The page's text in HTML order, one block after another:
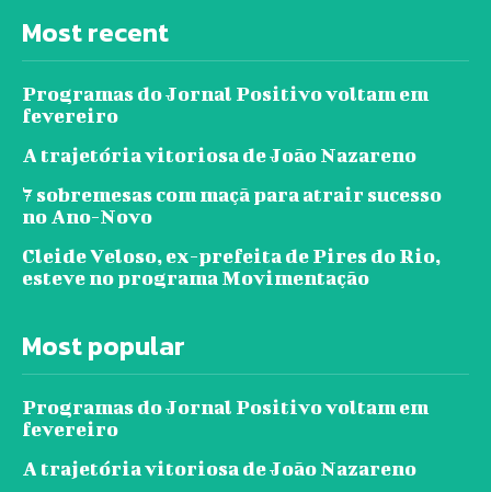
Most recent
Programas do Jornal Positivo voltam em
fevereiro
A trajetória vitoriosa de João Nazareno
7 sobremesas com maçã para atrair sucesso
no Ano-Novo
Cleide Veloso, ex-prefeita de Pires do Rio,
esteve no programa Movimentação
Most popular
Programas do Jornal Positivo voltam em
fevereiro
A trajetória vitoriosa de João Nazareno